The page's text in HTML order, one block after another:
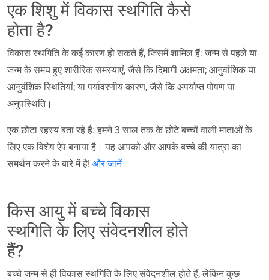
एक शिशु में विकास स्थगिति कैसे
होता है?
विकास स्थगिति के कई कारण हो सकते हैं, जिसमें शामिल हैं: जन्म से पहले या
जन्म के समय हुए शारीरिक समस्याएं, जैसे कि दिमागी अक्षमता; आनुवांशिक या
आनुवंशिक स्थितियां; या पर्यावरणीय कारण, जैसे कि अपर्याप्त पोषण या
अनुपस्थिति।
एक छोटा रहस्य बता रहे हैं: हमने 3 साल तक के छोटे बच्चों वाली माताओं के
लिए एक विशेष ऐप बनाया है। यह आपको और आपके बच्चे की यात्रा का
समर्थन करने के बारे में है! और जानें
किस आयु में बच्चे विकास
स्थगिति के लिए संवेदनशील होते
हैं?
बच्चे जन्म से ही विकास स्थगिति के लिए संवेदनशील होते हैं, लेकिन कुछ